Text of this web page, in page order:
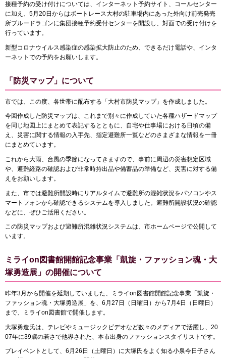
接種予約の受け付けについては、インターネット予約サイト、コールセンター
に加え、5月20日からはボートレース大村の駐車場内にあった外向け前売発売
所ブルードラゴンに集団接種予約受付センターを開設し、対面での受け付けを
行っています。
新型コロナウイルス感染症の感染拡大防止のため、できるだけ電話や、インタ
ーネットでの予約をお願いします。
「防災マップ」について
市では、この度、各世帯に配布する「大村市防災マップ」を作成しました。
今回作成した防災マップは、これまで別々に作成していた各種ハザードマップ
を同じ地図上にまとめて表記するとともに、自宅や仕事場における日頃の備
え、災害に関する情報の入手先、指定避難所一覧などのさまざまな情報を一冊
にまとめています。
これから大雨、台風の季節になってきますので、事前に周辺の災害想定区域
や、避難経路の確認および非常時持出品や備蓄品の準備など、災害に対する備
えをお願いします。
また、市では避難所開設時にリアルタイムで避難所の混雑状況をパソコンやス
マートフォンから確認できるシステムを導入しました。避難所開設状況の確認
などに、ぜひご活用ください。
この防災マップおよび避難所混雑状況システムは、市ホームページで公開して
います。
ミライon図書館開館記念事業「凱旋・ファッション魂・大
塚勇造展」の開催について
昨年3月から開催を延期していました、ミライon図書館開館記念事業「凱旋・
ファッション魂・大塚勇造展」を、6月27日（日曜日）から7月4日（日曜日）
まで、ミライon図書館で開催します。
大塚勇造氏は、テレビやミュージックビデオなど数々のメディアで活躍し、20
07年に39歳の若さで他界された、本市出身のファッションスタイリストです。
プレイベントとして、6月26日（土曜日）に大塚氏をよく知る小泉今日子さん